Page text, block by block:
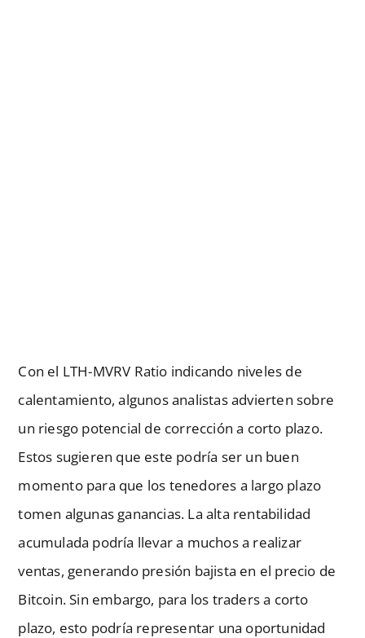
Con el LTH-MVRV Ratio indicando niveles de
calentamiento, algunos analistas advierten sobre
un riesgo potencial de corrección a corto plazo.
Estos sugieren que este podría ser un buen
momento para que los tenedores a largo plazo
tomen algunas ganancias. La alta rentabilidad
acumulada podría llevar a muchos a realizar
ventas, generando presión bajista en el precio de
Bitcoin. Sin embargo, para los traders a corto
plazo, esto podría representar una oportunidad